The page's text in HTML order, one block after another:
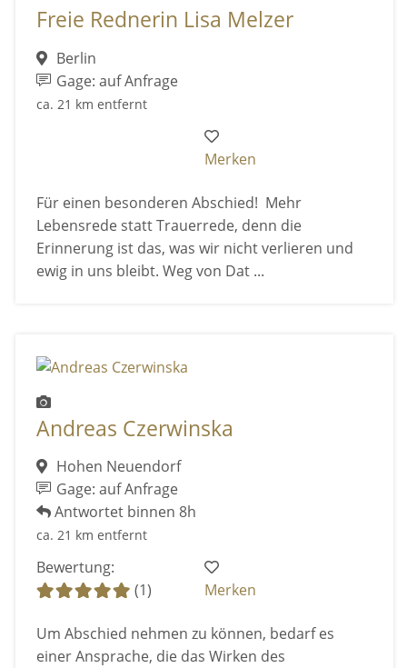
Freie Rednerin Lisa Melzer
Berlin
Gage: auf Anfrage
ca. 21 km entfernt
Merken
Für einen besonderen Abschied! Mehr
Lebensrede statt Trauerrede, denn die
Erinnerung ist das, was wir nicht verlieren und
ewig in uns bleibt. Weg von Dat ...
Andreas Czerwinska
Hohen Neuendorf
Gage: auf Anfrage
Antwortet binnen 8h
ca. 21 km entfernt
Bewertung:
(1)
Merken
Um Abschied nehmen zu können, bedarf es
einer Ansprache, die das Wirken des